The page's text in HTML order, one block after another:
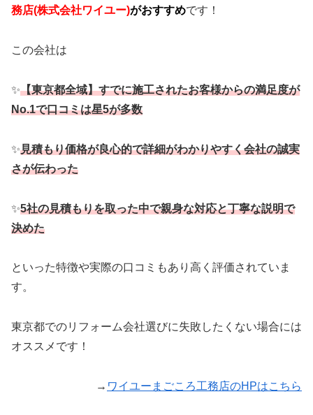
務店(株式会社ワイユー)がおすすめです！
この会社は
✨【東京都全域】すでに施工されたお客様からの満足度が
No.1で口コミは星5が多数
✨見積もり価格が良心的で詳細がわかりやすく会社の誠実
さが伝わった
✨5社の見積もりを取った中で親身な対応と丁寧な説明で
決めた
といった特徴や実際の口コミもあり高く評価されていま
す。
東京都でのリフォーム会社選びに失敗したくない場合には
オススメです！
→ ワイユーまごころ工務店のHPはこちら